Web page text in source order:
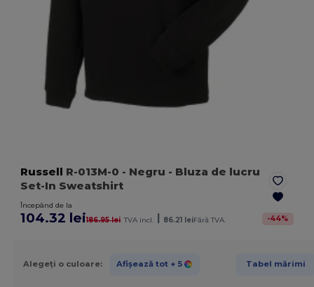
Russell R-013M-0 - Negru - Bluza de lucru
Set-In Sweatshirt
Începând de la
104.32 lei186.95 lei TVA incl. | 86.21 leiFără TVA. -44%
Alegeți o culoare: Afișează tot + 5 Tabel mărimi